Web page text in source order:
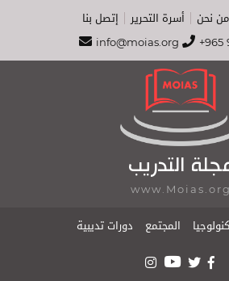
من نحن أسرة التحرير
إتصل بنا
info@moias.org
+965
التدريب
www.Moias.org
المجتمع دورات تديبية